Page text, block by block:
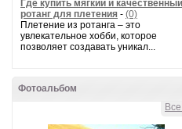
Где купить мягкий и качественный
ротанг для плетения - (0)
Плетение из ротанга – это
увлекательное хобби, которое
позволяет создавать уникал...
Фотоальбом